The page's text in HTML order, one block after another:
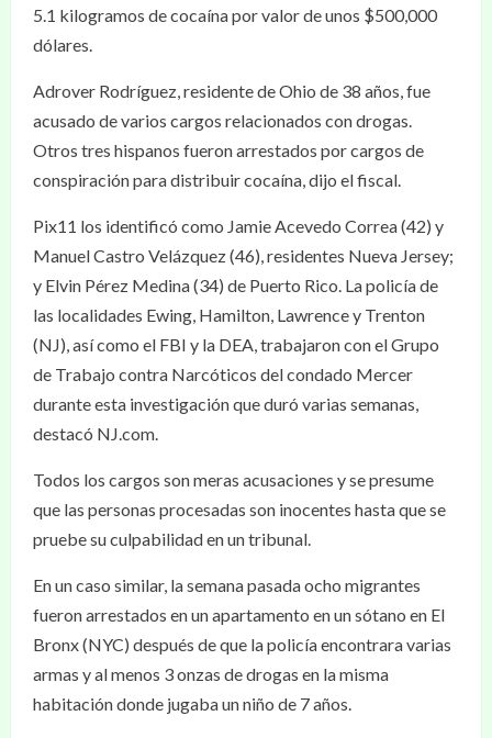
5.1 kilogramos de cocaína por valor de unos $500,000
dólares.
Adrover Rodríguez, residente de Ohio de 38 años, fue
acusado de varios cargos relacionados con drogas.
Otros tres hispanos fueron arrestados por cargos de
conspiración para distribuir cocaína, dijo el fiscal.
Pix11 los identificó como Jamie Acevedo Correa (42) y
Manuel Castro Velázquez (46), residentes Nueva Jersey;
y Elvin Pérez Medina (34) de Puerto Rico. La policía de
las localidades Ewing, Hamilton, Lawrence y Trenton
(NJ), así como el FBI y la DEA, trabajaron con el Grupo
de Trabajo contra Narcóticos del condado Mercer
durante esta investigación que duró varias semanas,
destacó NJ.com.
Todos los cargos son meras acusaciones y se presume
que las personas procesadas son inocentes hasta que se
pruebe su culpabilidad en un tribunal.
En un caso similar, la semana pasada ocho migrantes
fueron arrestados en un apartamento en un sótano en El
Bronx (NYC) después de que la policía encontrara varias
armas y al menos 3 onzas de drogas en la misma
habitación donde jugaba un niño de 7 años.